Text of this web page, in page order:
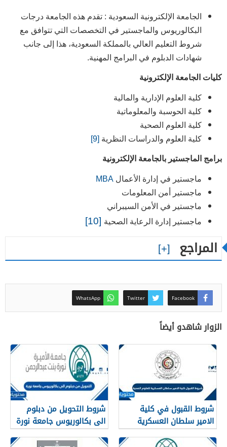
الجامعة الإلكترونية السعودية : تقدم هذه الجامعة درجات
البكالوريوس والماجستير في التخصصات التي تتوافق مع
شروط التعليم العالي بالمملكة السعودية، هذا إلى جانب
شهادات الدبلوم في البرامج المهنية.
كليات الجامعة الإلكترونية
كلية العلوم الإدارية والمالية
كلية الحوسبة والمعلوماتية
كلية العلوم الصحية
كلية العلوم والدراسات النظرية [9]
برامج الماجستير بالجامعة الإلكترونية
ماجستير في إدارة الأعمال MBA
ماجستير أمن المعلومات
ماجستير في الأمن السيبراني
ماجستير إدارة الرعاية الصحية [10]
المراجع
Facebook
Twitter
WhatsApp
الزوار شاهدو أيضاً
شروط القبول في كلية
الامير سلطان العسكرية
للعلوم الصحية 1448
شروط التحويل من دبلوم
الى بكالوريوس جامعة نورة
1448